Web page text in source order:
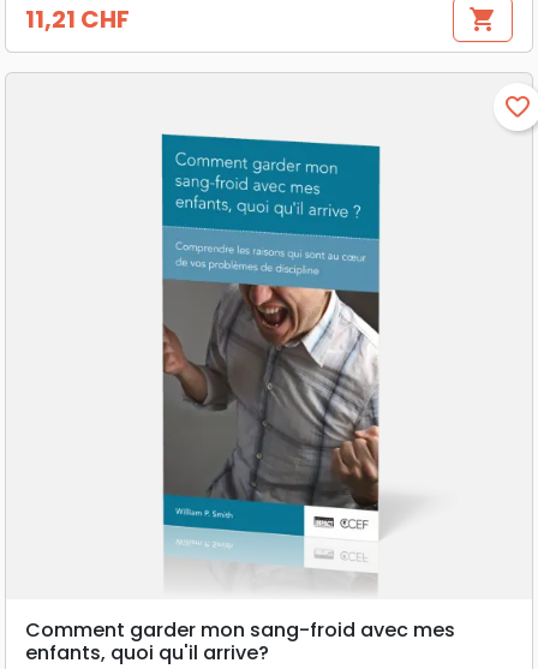
Prix
11,21 CHF shopping_cart
favorite_border
Comment garder mon sang-froid avec mes
enfants, quoi qu'il arrive?